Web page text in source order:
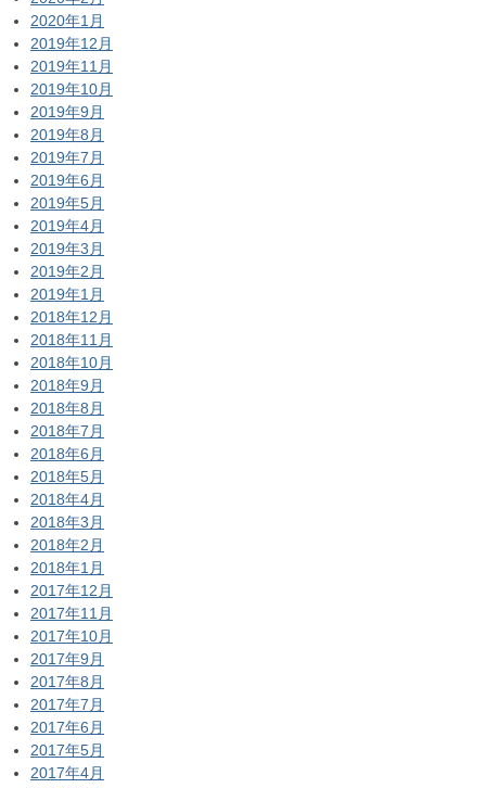
2020年1月
2019年12月
2019年11月
2019年10月
2019年9月
2019年8月
2019年7月
2019年6月
2019年5月
2019年4月
2019年3月
2019年2月
2019年1月
2018年12月
2018年11月
2018年10月
2018年9月
2018年8月
2018年7月
2018年6月
2018年5月
2018年4月
2018年3月
2018年2月
2018年1月
2017年12月
2017年11月
2017年10月
2017年9月
2017年8月
2017年7月
2017年6月
2017年5月
2017年4月